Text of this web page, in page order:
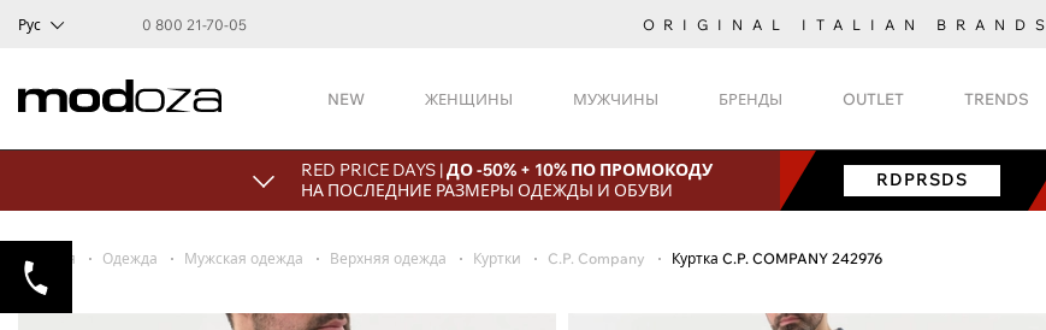
Рус 0 800 21-70-05 ORIGINAL ITALIAN BRANDS
NEW ЖЕНЩИНЫ МУЖЧИНЫ БРЕНДЫ OUTLET TRENDS
RED PRICE DAYS |ДО -50% + 10% ПО ПРОМОКОДУ
НА ПОСЛЕДНИЕ РАЗМЕРЫ ОДЕЖДЫ И ОБУВИ
RDPRSDS
Главная Одежда Мужская одежда Верхняя одежда Куртки C.P. Company Куртка C.P. COMPANY 242976